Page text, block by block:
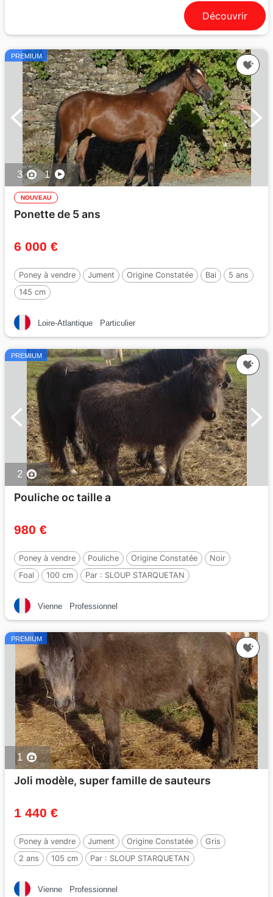
Découvrir
PREMIUM
3 1
NOUVEAU
Ponette de 5 ans
6 000 €
Poney à vendre Jument Origine Constatée Bai
5 ans
145 cm
Loire-Atlantique Particulier
PREMIUM
2
Pouliche oc taille a
980 €
Poney à vendre Pouliche Origine Constatée
Noir
Foal
100 cm Par : SLOUP STARQUETAN
Vienne Professionnel
PREMIUM
1
Joli modèle, super famille de sauteurs
1 440 €
Poney à vendre Jument Origine Constatée
Gris
2 ans
105 cm Par : SLOUP STARQUETAN
Vienne Professionnel